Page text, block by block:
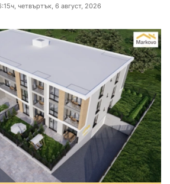
четвъртък, 6 август, 2026